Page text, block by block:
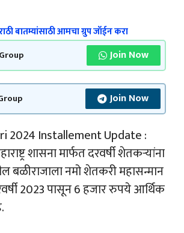
बातम्यांसाठी आमचा ग्रुप जॉईन करा
Join Now
Join Now
2024 Installement Update :
शासना मार्फत दरवर्षी शेतकऱ्यांना
बळीराजाला नमो शेतकरी महासन्मान
2023 पासून 6 हजार रुपये आर्थिक